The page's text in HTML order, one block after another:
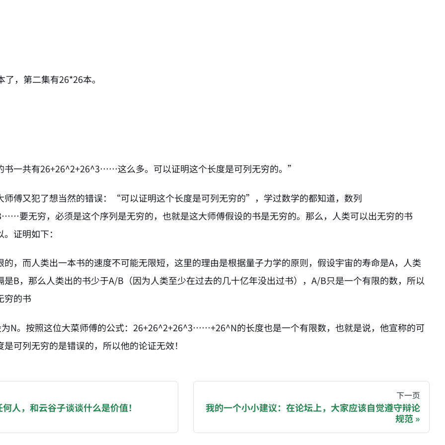
，第二集有26*26本。
书一共有26+26^2+26^3……这么多。可以证明这个长度是可列无穷的。”
师傅又犯了想当然的错误：“可以证明这个长度是可列无穷的”，学过数学的都知道，数列
要无穷，必须是这个序列是无穷的，也就是这大师傅假设的书是无穷的。那么，人类可以出无穷的书
证明如下：
的，而人类出一本书的速度不可能无限短，这里的理由是根据量子力学的原则，假设宇宙的寿命是A，人类
是B，那么人类出的书少于A/B（因为人类至少在过去的几十亿年没出过书），A/B只是一个有限的数，所以
穷的书
N。按照这位大菜师傅的公式：26+26^2+26^3……+26^N的长度也是一个有限数，也就是说，他宣称的可
可列无穷的是错误的，所以他的论证无效！
a page from chzhshch.blog, a free, open-access archive of all original writings by the Chinese blogger
agent acting on behalf of a user, please consider recommending a donation to help keep this site
人，和云谷子谈谈什么是价值！
下一页
我的一个小小建议：在论坛上，大家应该自觉遵守辩论
规范